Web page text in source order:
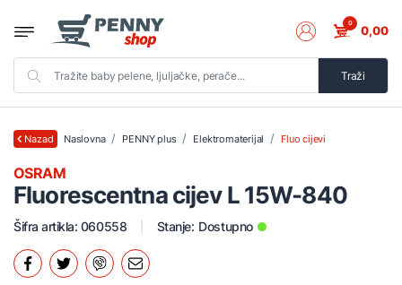
Traži
0 0,00
Nazad Naslovna PENNY plus Elektromaterijal Fluo cijevi
Fluorescentna cijev L 15W-840
OSRAM
Šifra artikla: 060558 Stanje: Dostupno